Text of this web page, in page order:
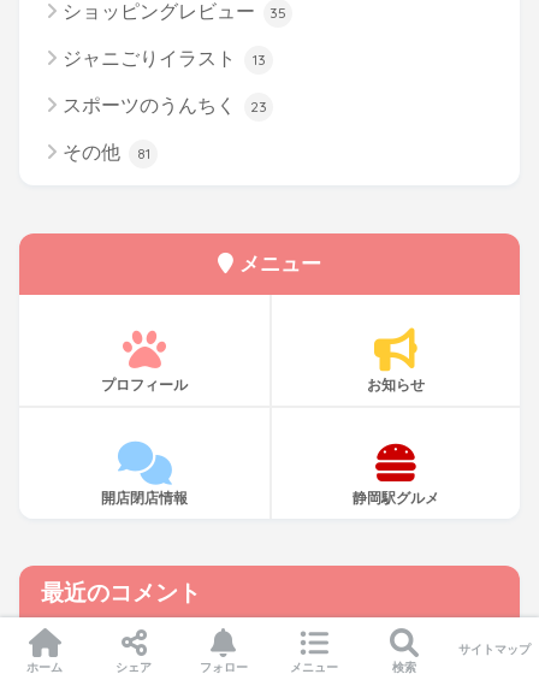
ショッピングレビュー 35
ジャニごりイラスト 13
スポーツのうんちく 23
その他 81
メニュー
プロフィール お知らせ
開店閉店情報 静岡駅グルメ
最近のコメント
ジャニごり広場 ～読者さんとの交流ページ開設～ にＳＫ より
ホーム シェア フォロー メニュー 検索
サイトマップ